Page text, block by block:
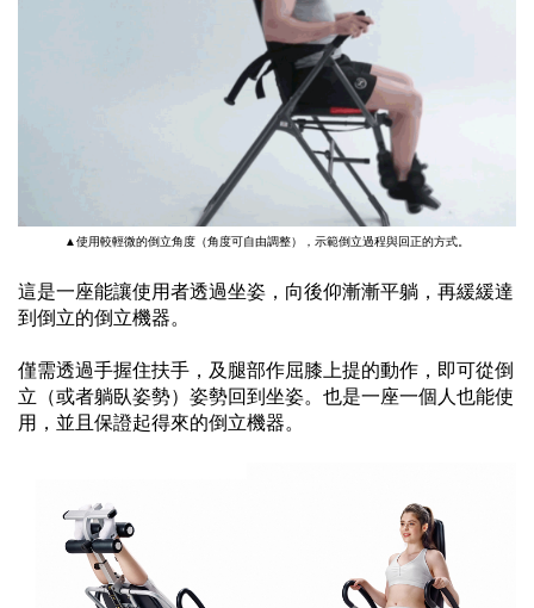
▲使用較輕微的倒立角度（角度可自由調整），示範倒立過程與回正的方式。
這是一座能讓使用者透過坐姿， 向後仰漸漸平躺，再緩緩達
到倒立的倒立機器。
僅需透過手握住扶手，及腿部作屈膝上提的動作， 即可從倒
立（或者躺臥姿勢）姿勢回到坐姿。 也是一座一個人也能使
用，並且保證起得來的倒立機器。